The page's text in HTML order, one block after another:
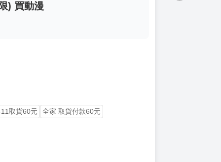
) 買動漫
取貨60元
全家 取貨付款60元